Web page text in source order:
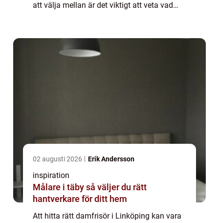
att välja mellan är det viktigt att veta vad
02 augusti 2026 Erik Andersson
inspiration
Målare i täby så väljer du rätt
hantverkare för ditt hem
Att hitta rätt damfrisör i Linköping kan vara